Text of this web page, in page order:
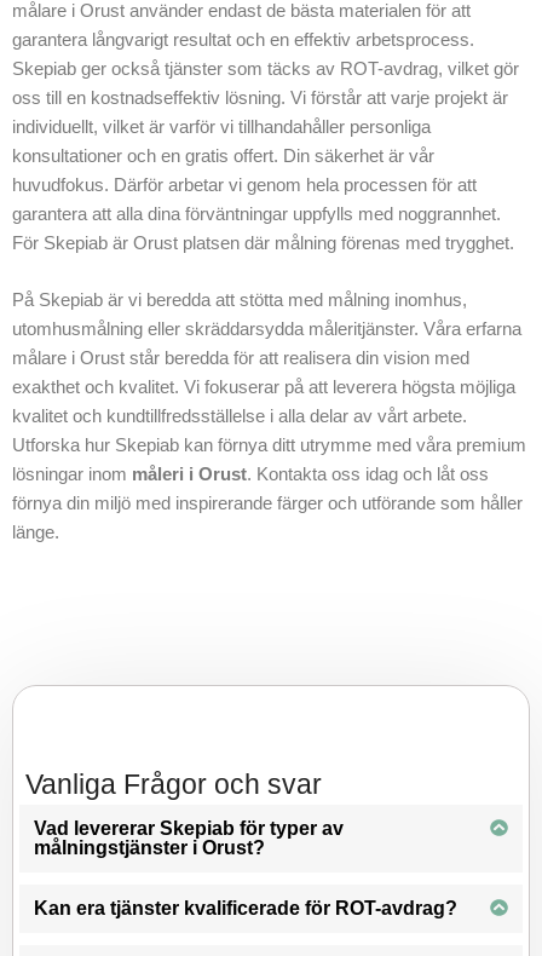
målare i Orust använder endast de bästa materialen för att
garantera långvarigt resultat och en effektiv arbetsprocess.
Skepiab ger också tjänster som täcks av ROT-avdrag, vilket gör
oss till en kostnadseffektiv lösning. Vi förstår att varje projekt är
individuellt, vilket är varför vi tillhandahåller personliga
konsultationer och en gratis offert. Din säkerhet är vår
huvudfokus. Därför arbetar vi genom hela processen för att
garantera att alla dina förväntningar uppfylls med noggrannhet.
För Skepiab är Orust platsen där målning förenas med trygghet.
På Skepiab är vi beredda att stötta med målning inomhus,
utomhusmålning eller skräddarsydda måleritjänster. Våra erfarna
målare i Orust står beredda för att realisera din vision med
exakthet och kvalitet. Vi fokuserar på att leverera högsta möjliga
kvalitet och kundtillfredsställelse i alla delar av vårt arbete.
Utforska hur Skepiab kan förnya ditt utrymme med våra premium
lösningar inom måleri i Orust. Kontakta oss idag och låt oss
förnya din miljö med inspirerande färger och utförande som håller
länge.
Vanliga Frågor och svar
Vad levererar Skepiab för typer av
målningstjänster i Orust?
Kan era tjänster kvalificerade för ROT-avdrag?